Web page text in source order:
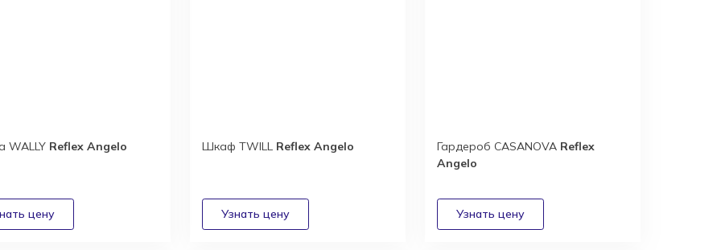
WALLY Reflex Angelo Шкаф TWILL Reflex Angelo Гардероб CASANOVA Reflex
Angelo